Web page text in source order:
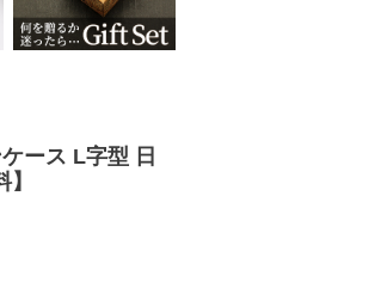
ース L字型 日